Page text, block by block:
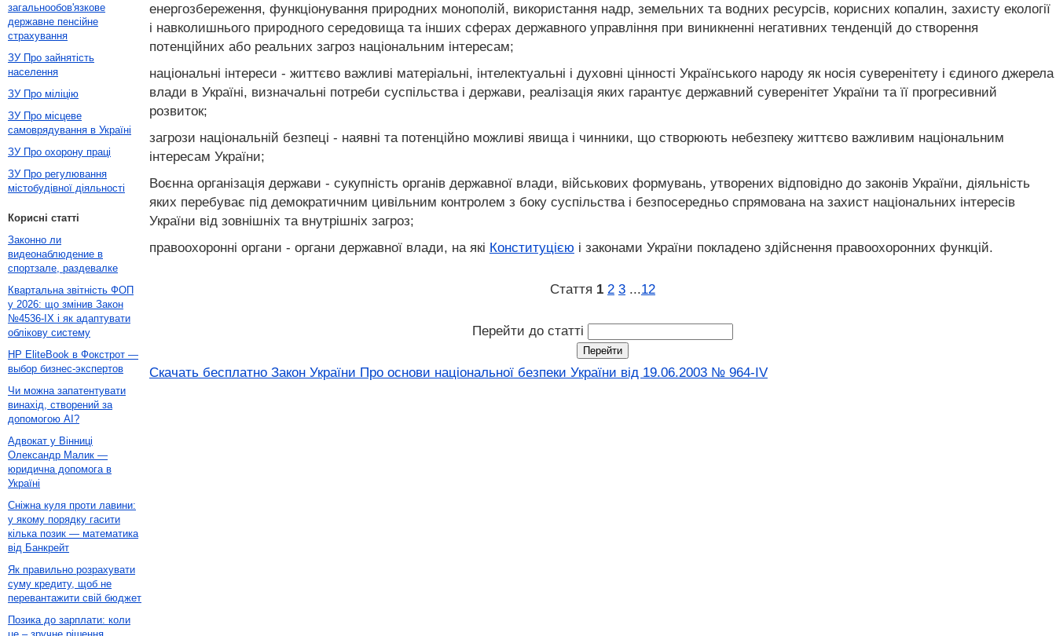
енергозбереження, функціонування природних монополій, використання надр, земельних та водних ресурсів, корисних копалин, захисту екології
і навколишнього природного середовища та інших сферах державного управління при виникненні негативних тенденцій до створення
потенційних або реальних загроз національним інтересам;
національні інтереси - життєво важливі матеріальні, інтелектуальні і духовні цінності Українського народу як носія суверенітету і єдиного джерела
влади в Україні, визначальні потреби суспільства і держави, реалізація яких гарантує державний суверенітет України та її прогресивний
розвиток;
загрози національній безпеці - наявні та потенційно можливі явища і чинники, що створюють небезпеку життєво важливим національним
інтересам України;
Воєнна організація держави - сукупність органів державної влади, військових формувань, утворених відповідно до законів України, діяльність
яких перебуває під демократичним цивільним контролем з боку суспільства і безпосередньо спрямована на захист національних інтересів
України від зовнішніх та внутрішніх загроз;
правоохоронні органи - органи державної влади, на які Конституцією і законами України покладено здійснення правоохоронних функцій.
Стаття 1 2 3 ...12
Перейти до статті
Скачать бесплатно Закон України Про основи національної безпеки України від 19.06.2003 № 964-IV
загальнообов'язкове
державне пенсійне
страхування
ЗУ Про зайнятість
населення
ЗУ Про міліцію
ЗУ Про місцеве
самоврядування в Україні
ЗУ Про охорону праці
ЗУ Про регулювання
містобудівної діяльності
Корисні статті
Законно ли
видеонаблюдение в
спортзале, раздевалке
Квартальна звітність ФОП
у 2026: що змінив Закон
№4536-IX і як адаптувати
облікову систему
HP EliteBook в Фокстрот —
выбор бизнес-экспертов
Чи можна запатентувати
винахід, створений за
допомогою AI?
Адвокат у Вінниці
Олександр Малик —
юридична допомога в
Україні
Сніжна куля проти лавини:
у якому порядку гасити
кілька позик — математика
від Банкрейт
Як правильно розрахувати
суму кредиту, щоб не
перевантажити свій бюджет
Позика до зарплати: коли